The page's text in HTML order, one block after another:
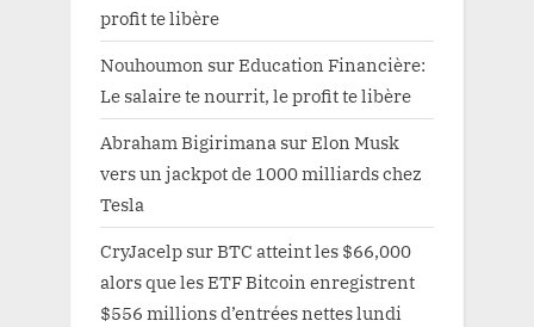
profit te libère
Nouhoumon surEducation Financière:
Le salaire te nourrit, le profit te libère
Abraham Bigirimana surElon Musk
vers un jackpot de 1000 milliards chez
Tesla
CryJacelp surBTC atteint les $66,000
alors que les ETF Bitcoin enregistrent
$556 millions d’entrées nettes lundi